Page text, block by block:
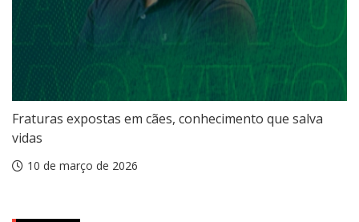
Fraturas expostas em cães, conhecimento que salva
vidas
10 de março de 2026